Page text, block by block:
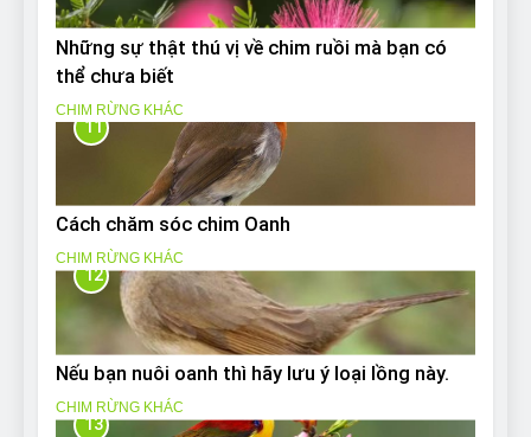
Những sự thật thú vị về chim ruồi mà bạn có
thể chưa biết
CHIM RỪNG KHÁC
11
Cách chăm sóc chim Oanh
CHIM RỪNG KHÁC
12
Nếu bạn nuôi oanh thì hãy lưu ý loại lồng này.
CHIM RỪNG KHÁC
13